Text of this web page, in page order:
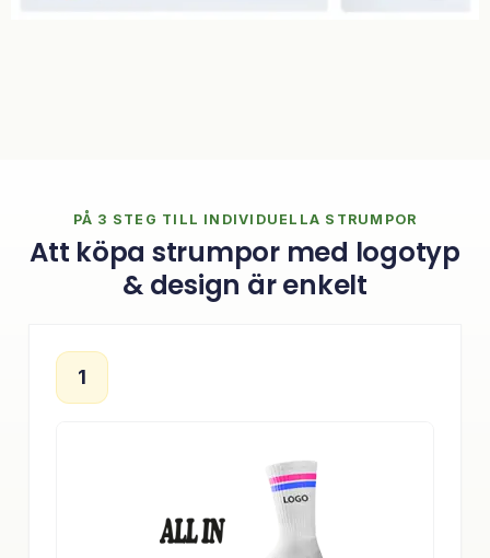
PÅ 3 STEG TILL INDIVIDUELLA STRUMPOR
Att köpa strumpor med logotyp
& design är enkelt
1